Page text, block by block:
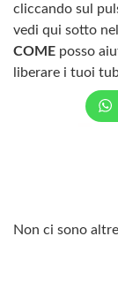
cliccando sul
vedi qui sotto
COME posso
liberare i tuoi
Non ci sono